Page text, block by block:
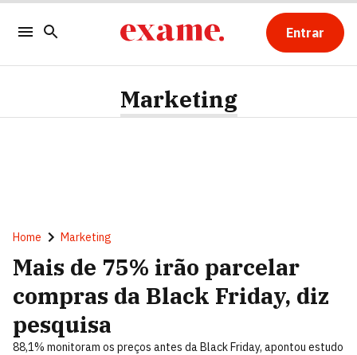
Entrar
Marketing
Home Marketing
Mais de 75% irão parcelar
compras da Black Friday, diz
pesquisa
88,1% monitoram os preços antes da Black Friday, apontou estudo